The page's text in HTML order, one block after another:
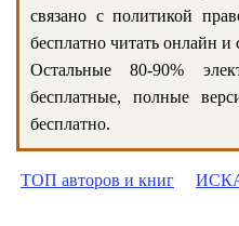
связано с политикой
бесплатно читать онлайн и
Остальные 80-90%
бесплатные, полные
бесплатно.
ТОП авторов и книг